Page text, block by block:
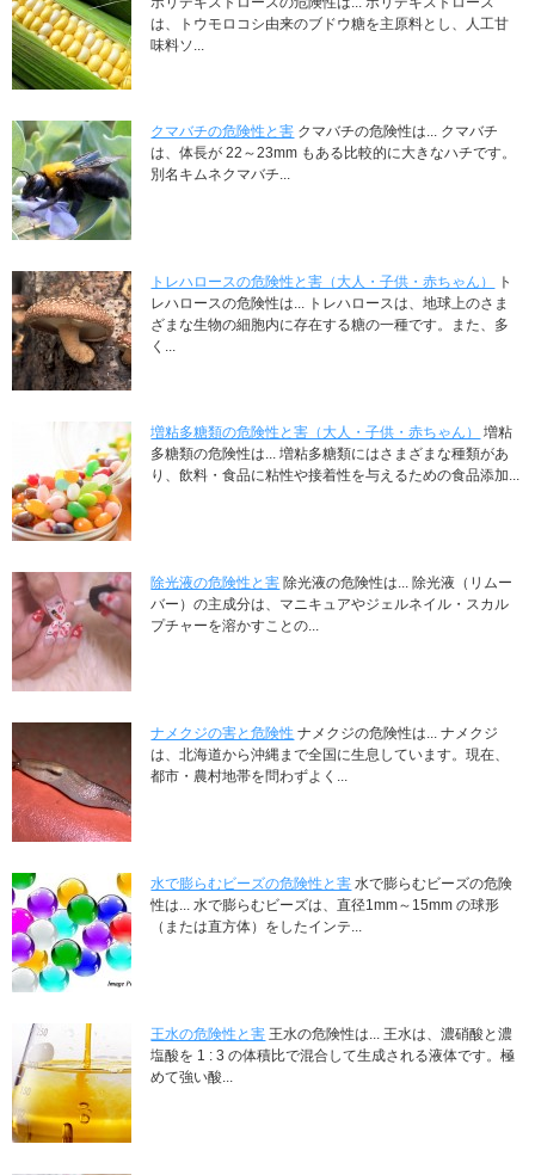
は、トウモロコシ由来のブドウ糖を主原料とし、人工甘
味料ソ...
クマバチの危険性と害 クマバチの危険性は... クマバチ
は、体長が 22～23mm もある比較的に大きなハチです。
別名キムネクマバチ...
トレハロースの危険性と害（大人・子供・赤ちゃん）
ト
レハロースの危険性は... トレハロースは、地球上のさま
ざまな生物の細胞内に存在する糖の一種です。また、多
く...
増粘多糖類の危険性と害（大人・子供・赤ちゃん）
増粘
多糖類の危険性は... 増粘多糖類にはさまざまな種類があ
り、飲料・食品に粘性や接着性を与えるための食品添加...
除光液の危険性と害 除光液の危険性は... 除光液（リムー
バー）の主成分は、マニキュアやジェルネイル・スカル
プチャーを溶かすことの...
ナメクジの害と危険性 ナメクジの危険性は... ナメクジ
は、北海道から沖縄まで全国に生息しています。現在、
都市・農村地帯を問わずよく...
水で膨らむビーズの危険性と害 水で膨らむビーズの危険
性は... 水で膨らむビーズは、直径1mm～15mm の球形
（または直方体）をしたインテ...
王水の危険性と害 王水の危険性は... 王水は、濃硝酸と濃
塩酸を 1 : 3 の体積比で混合して生成される液体です。極
めて強い酸...